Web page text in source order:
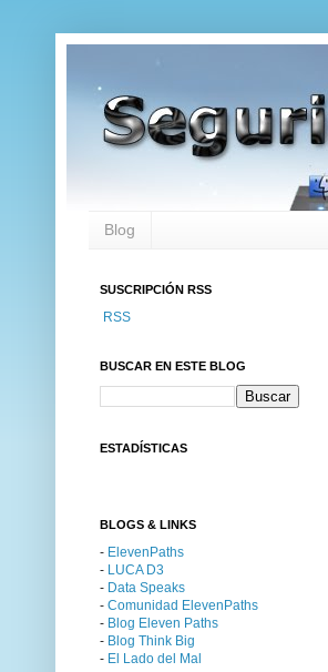
Blog
SUSCRIPCIÓN RSS
RSS
BUSCAR EN ESTE BLOG
ESTADÍSTICAS
BLOGS & LINKS
- ElevenPaths
- LUCA D3
- Data Speaks
- Comunidad ElevenPaths
- Blog Eleven Paths
- Blog Think Big
- El Lado del Mal